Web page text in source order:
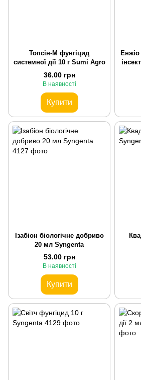
Топсін-М фунгіцид
системної дії 10 г Sumi Agro
36.00 грн
В наявності
Купити
Ізабіон біологічне добриво
20 мл Syngenta
53.00 грн
В наявності
Купити